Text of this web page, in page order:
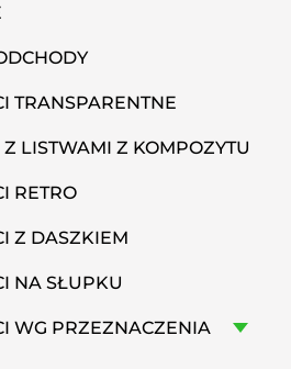
TRANSPARENTNE
LISTWAMI Z KOMPOZYTU
RETRO
Z DASZKIEM
NA SŁUPKU
WG PRZEZNACZENIA